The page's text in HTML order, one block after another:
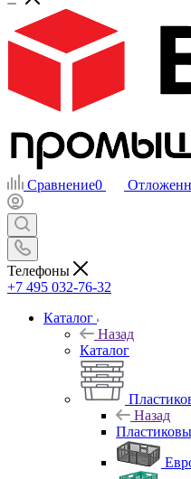
Сравнение0
Телефоны
+7 495 032-76-32
Каталог
Назад
Каталог
Назад